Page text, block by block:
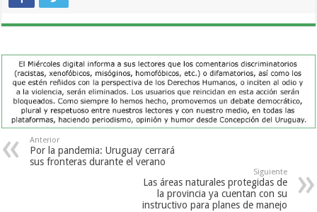
Anterior
Por la pandemia: Uruguay cerrará
sus fronteras durante el verano
Siguiente
Las áreas naturales protegidas de
la provincia ya cuentan con su
instructivo para planes de manejo